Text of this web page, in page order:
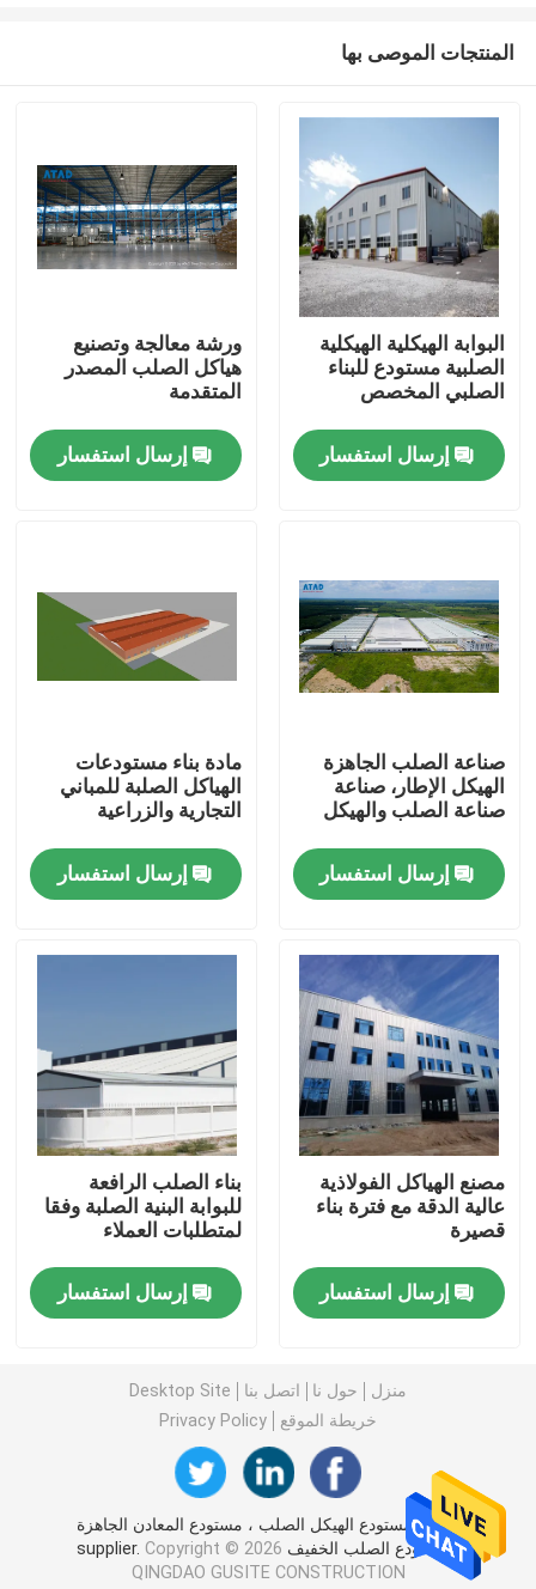
بيت
منتجات
معلومات عنا
جولة في المعمل
اطلب اقتباس
مستودع الهيكل الصلب
ورشة الهياكل الفولاذية
هيكل فولاذي خفيف الوزن
مبنى فولاذي مسبق الصنع
منصة الهيكل الصلب
مركز تسوق ذو هيكل فولاذي
الهيكل الصلب بيت الخنزير
مبنى تجاري فولاذي
ملعب الهيكل الصلب
المنتجات الموصى بها
البوابة الهيكلية الهيكلية
الصلبية مستودع للبناء
الصلبي المخصص
إرسال استفسار
ورشة معالجة وتصنيع
هياكل الصلب المصدر
المتقدمة
إرسال استفسار
صناعة الصلب الجاهزة
الهيكل الإطار، صناعة
صناعة الصلب والهيكل
إرسال استفسار
مادة بناء مستودعات
الهياكل الصلبة للمباني
التجارية والزراعية
إرسال استفسار
مصنع الهياكل الفولاذية
عالية الدقة مع فترة بناء
قصيرة
إرسال استفسار
بناء الصلب الرافعة
للبوابة البنية الصلبة وفقا
لمتطلبات العملاء
إرسال استفسار
منزل حول نا اتصل بنا
Desktop Site
خريطة الموقع
Privacy Policy
الصين مستودع الهيكل الصلب ، مستودع المعادن الجاهزة
، مستودع الصلب الخفيف supplier. Copyright © 2026
QINGDAO GUSITE CONSTRUCTION